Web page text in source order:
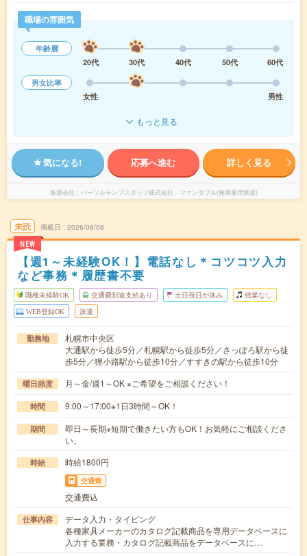
職場の雰囲気
年齢層
20代
30代 40代 50代
60代
男女比率
女性
男性
もっと見る
気になる! 応募へ進む 詳しく見る
派遣会社 パーソルテンプスタッフ株式会社 ファンタブル(無期雇用派遣)
未読
NEW
掲載日 2026/08/08
【週1～未経験OK！】電話なし＊コツコツ入力
など事務＊履歴書不要
職種未経験OK 交通費別途支給あり 土日祝日が休み 残業なし
WEB登録OK 派遣
勤務地
札幌市中央区
大通駅から徒歩5分／札幌駅から徒歩5分／さっぽろ駅から徒
歩5分／狸小路駅から徒歩10分／すすきの駅から徒歩10分
曜日頻度 月～金/週1～OK ※ご希望をご相談ください！
時間 9:00～17:00※1日3時間～OK！
期間
即日～長期※短期で働きたい方もOK！お気軽にご相談くださ
い。
時給 時給1800円
交通費
交通費込
仕事内容
データ入力・タイピング
各種家具メーカーのカタログ記載商品を専用データベースに
入力する業務・カタログ記載商品をデータベースに…